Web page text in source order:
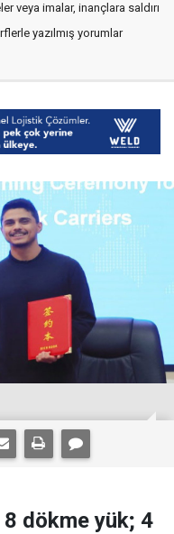
veya imalar, inançlara saldırı
yazılmış yorumlar
dökme yük; 4